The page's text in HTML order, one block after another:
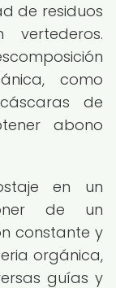
de residuos
como
de
abono
en un
de un
constante y
orgánica,
guías y